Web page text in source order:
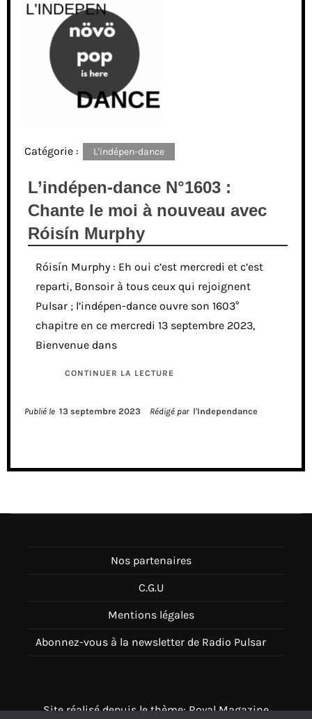
Catégorie : L'indépen-dance
L’indépen-dance N°1603 :
Chante le moi à nouveau avec
Róisín Murphy
Róisín Murphy : Eh oui c’est mercredi et c’est
reparti, Bonsoir à tous ceux qui rejoignent
Pulsar ; l’indépen-dance ouvre son 1603°
chapitre en ce mercredi 13 septembre 2023,
Bienvenue dans
CONTINUER LA LECTURE
Publié le 13 septembre 2023 Rédigé par l'Independance
Nos partenaires
C.G.U
Mentions légales
Abonnez-vous à la newsletter de Radio Pulsar
Site réalisé depuis le thème: Royal Magazine